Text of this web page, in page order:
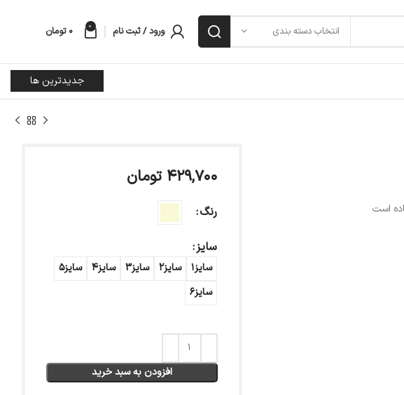
انتخاب دسته بندی ورود / ثبت نام 0 ۰ تومان
جدیدترین ها
۴۲۹,۷۰۰ تومان
رنگ
سایز
سایز1 سایز2 سایز3 سایز4
سایز5
سایز6
افزودن به سبد خرید